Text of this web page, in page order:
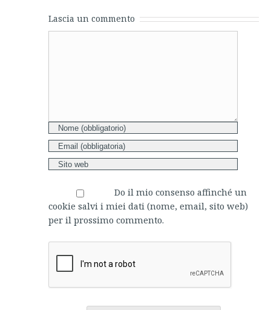
Lascia un commento
Do il mio consenso affinché un
cookie salvi i miei dati (nome, email, sito web)
per il prossimo commento.